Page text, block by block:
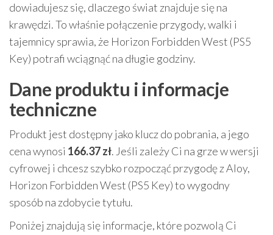
dowiadujesz się, dlaczego świat znajduje się na
krawędzi. To właśnie połączenie przygody, walki i
tajemnicy sprawia, że Horizon Forbidden West (PS5
Key) potrafi wciągnąć na długie godziny.
Dane produktu i informacje
techniczne
Produkt jest dostępny jako klucz do pobrania, a jego
cena wynosi 166.37 zł. Jeśli zależy Ci na grze w wersji
cyfrowej i chcesz szybko rozpocząć przygodę z Aloy,
Horizon Forbidden West (PS5 Key) to wygodny
sposób na zdobycie tytułu.
Poniżej znajdują się informacje, które pozwolą Ci